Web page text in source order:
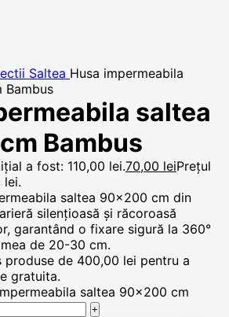
Saltea Husa impermeabila
Bambus
saltea
Bambus
a fost: 110,00 lei.70,00 leiPrețul
lei.
saltea 90×200 cm din
silențioasă și răcoroasă
garantând o fixare sigură la 360°
de 20-30 cm.
produse de 400,00 lei pentru a
gratuita.
saltea 90x200 cm